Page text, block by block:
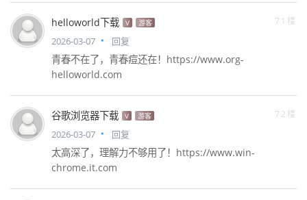
helloworld下载 V 游客 71楼
2026-03-07 回复
青春不在了，青春痘还在！https://www.org-
helloworld.com
谷歌浏览器下载 V 游客 72楼
2026-03-07 回复
太高深了，理解力不够用了！https://www.win-
chrome.it.com